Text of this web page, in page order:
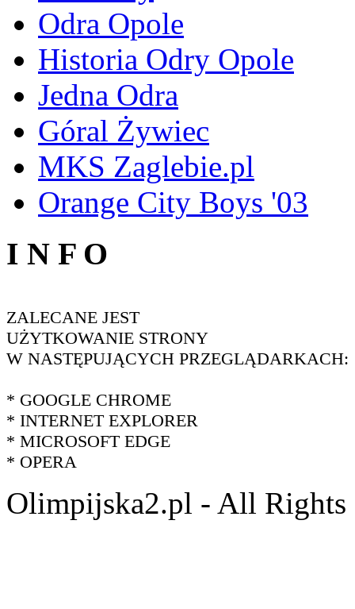
Odra Opole
Historia Odry Opole
Jedna Odra
Góral Żywiec
MKS Zaglebie.pl
Orange City Boys '03
I N F O
ZALECANE JEST
UŻYTKOWANIE STRONY
W NASTĘPUJĄCYCH PRZEGLĄDARKACH:
* GOOGLE CHROME
* INTERNET EXPLORER
* MICROSOFT EDGE
* OPERA
Olimpijska2.pl - All Rights